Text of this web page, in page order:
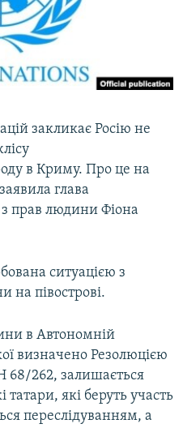
закликає Росію не
в Криму. Про це на
глава
з прав людини Фіона
ситуацією з
півострові.
в Автономній
визначено Резолюцією
68/262, залишається
які беруть участь
переслідуванням, а